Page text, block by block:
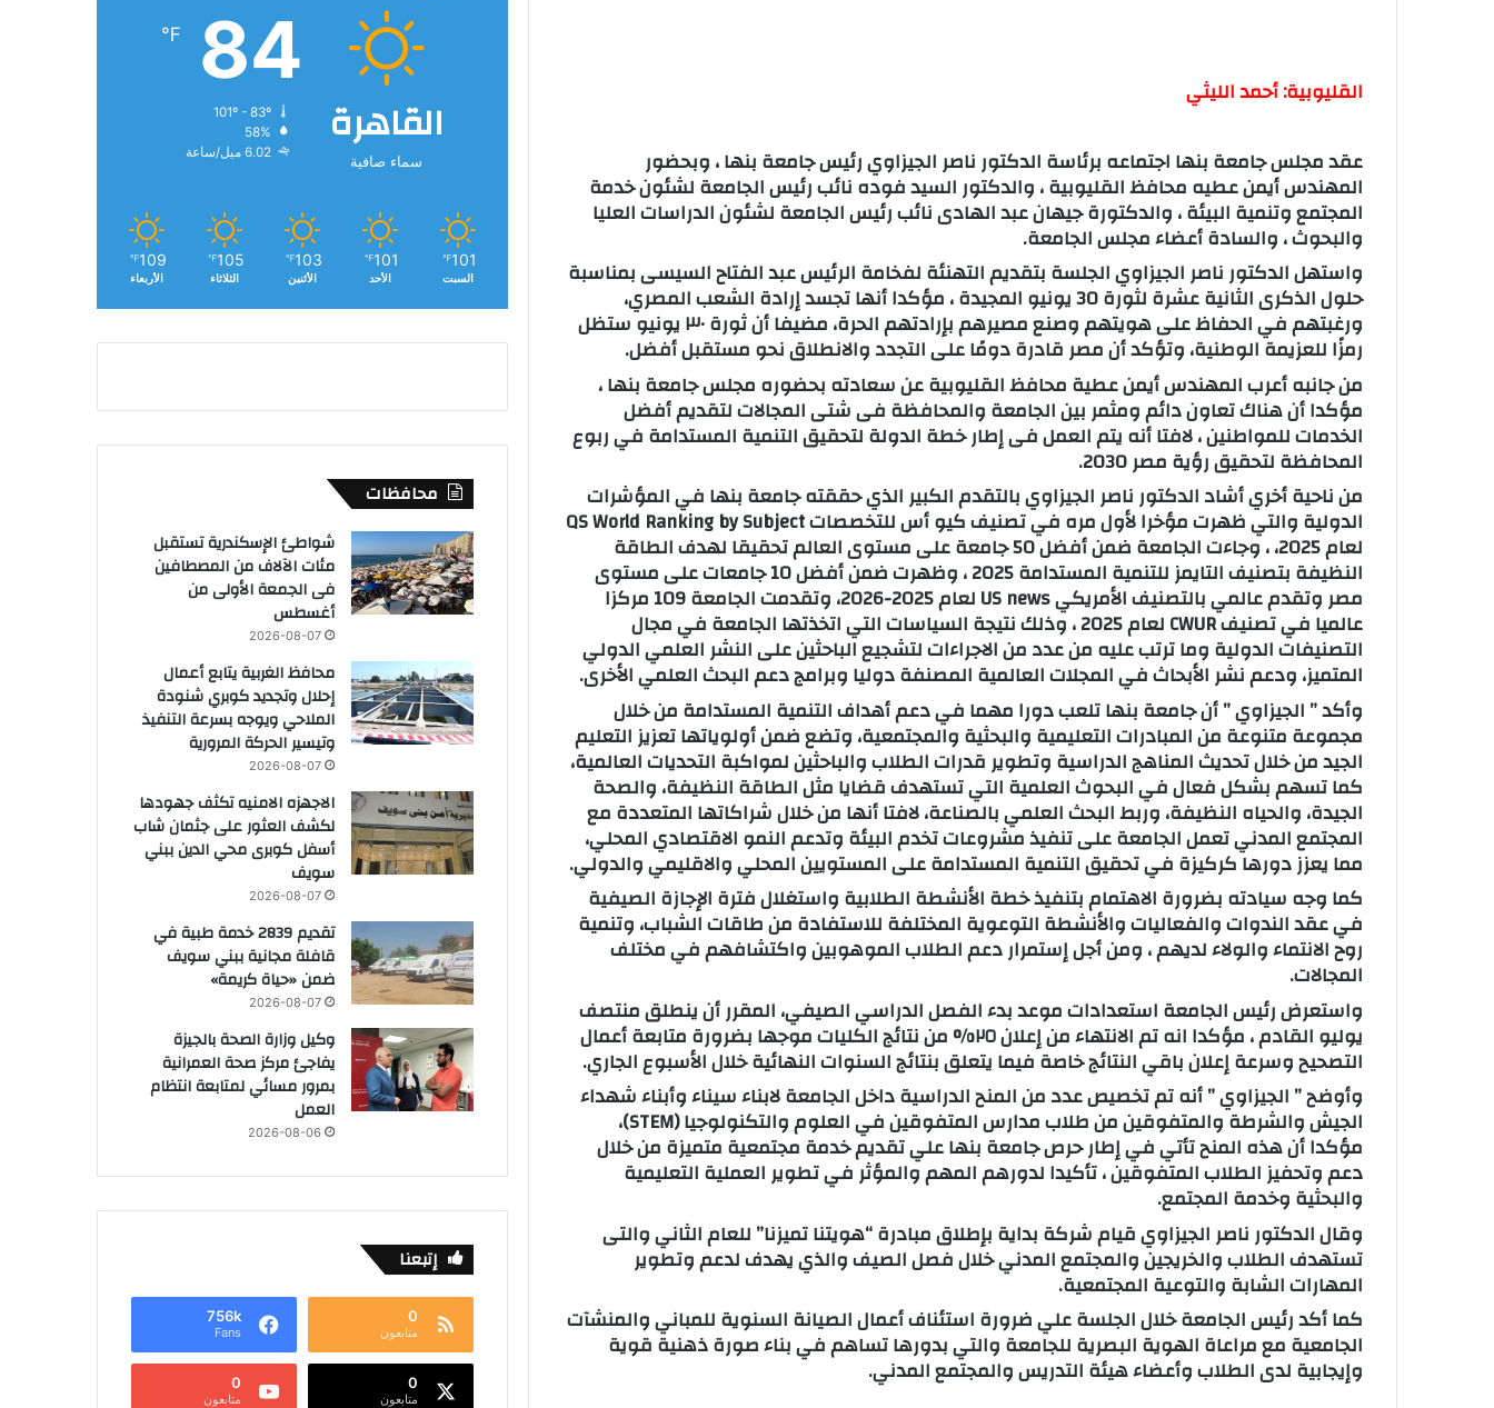
القليوبية: أحمد الليثي
عقد مجلس جامعة بنها اجتماعه برئاسة الدكتور ناصر الجيزاوي رئيس جامعة بنها ، وبحضور
المهندس أيمن عطيه محافظ القليوبية ، والدكتور السيد فوده نائب رئيس الجامعة لشئون خدمة
المجتمع وتنمية البيئة ، والدكتورة جيهان عبد الهادى نائب رئيس الجامعة لشئون الدراسات العليا
والبحوث ، والسادة أعضاء مجلس الجامعة.
واستهل الدكتور ناصر الجيزاوي الجلسة بتقديم التهنئة لفخامة الرئيس عبد الفتاح السيسى بمناسبة
حلول الذكرى الثانية عشرة لثورة 30 يونيو المجيدة ، مؤكدا أنها تجسد إرادة الشعب المصري،
ورغبتهم في الحفاظ على هويتهم وصنع مصيرهم بإرادتهم الحرة، مضيفا أن ثورة ٣٠ يونيو ستظل
رمزًا للعزيمة الوطنية، وتؤكد أن مصر قادرة دومًا على التجدد والانطلاق نحو مستقبل أفضل.
من جانبه أعرب المهندس أيمن عطية محافظ القليوبية عن سعادته بحضوره مجلس جامعة بنها ،
مؤكدا أن هناك تعاون دائم ومثمر بين الجامعة والمحافظة فى شتى المجالات لتقديم أفضل
الخدمات للمواطنين ، لافتا أنه يتم العمل فى إطار خطة الدولة لتحقيق التنمية المستدامة في ربوع
المحافظة لتحقيق رؤية مصر 2030.
من ناحية أخري أشاد الدكتور ناصر الجيزاوي بالتقدم الكبير الذي حققته جامعة بنها في المؤشرات
الدولية والتي ظهرت مؤخرا لأول مره في تصنيف كيو أس للتخصصات QS World Ranking by Subject
لعام 2025، ، وجاءت الجامعة ضمن أفضل 50 جامعة على مستوى العالم تحقيقا لهدف الطاقة
النظيفة بتصنيف التايمز للتنمية المستدامة 2025 ، وظهرت ضمن أفضل 10 جامعات على مستوى
مصر وتقدم عالمي بالتصنيف الأمريكي US news لعام 2025-2026، وتقدمت الجامعة 109 مركزا
عالميا في تصنيف CWUR لعام 2025 ، وذلك نتيجة السياسات التي اتخذتها الجامعة في مجال
التصنيفات الدولية وما ترتب عليه من عدد من الاجراءات لتشجيع الباحثين على النشر العلمي الدولي
المتميز، ودعم نشر الأبحاث في المجلات العالمية المصنفة دوليا وبرامج دعم البحث العلمي الأخرى.
وأكد ” الجيزاوي ” أن جامعة بنها تلعب دورا مهما في دعم أهداف التنمية المستدامة من خلال
مجموعة متنوعة من المبادرات التعليمية والبحثية والمجتمعية، وتضع ضمن أولوياتها تعزيز التعليم
الجيد من خلال تحديث المناهج الدراسية وتطوير قدرات الطلاب والباحثين لمواكبة التحديات العالمية،
كما تسهم بشكل فعال في البحوث العلمية التي تستهدف قضايا مثل الطاقة النظيفة، والصحة
الجيدة، والحياه النظيفة، وربط البحث العلمي بالصناعة، لافتا أنها من خلال شراكاتها المتعددة مع
المجتمع المدني تعمل الجامعة على تنفيذ مشروعات تخدم البيئة وتدعم النمو الاقتصادي المحلي،
مما يعزز دورها كركيزة في تحقيق التنمية المستدامة على المستويين المحلي والاقليمي والدولي.
كما وجه سيادته بضرورة الاهتمام بتنفيذ خطة الأنشطة الطلابية واستغلال فترة الإجازة الصيفية
في عقد الندوات والفعاليات والأنشطة التوعوية المختلفة للاستفادة من طاقات الشباب، وتنمية
روح الانتماء والولاء لديهم ، ومن أجل إستمرار دعم الطلاب الموهوبين واكتشافهم في مختلف
المجالات.
واستعرض رئيس الجامعة استعدادات موعد بدء الفصل الدراسي الصيفي، المقرر أن ينطلق منتصف
يوليو القادم ، مؤكدا انه تم الانتهاء من إعلان ٢٥% من نتائج الكليات موجها بضرورة متابعة أعمال
التصحيح وسرعة إعلان باقي النتائج خاصة فيما يتعلق بنتائج السنوات النهائية خلال الأسبوع الجاري.
وأوضح ” الجيزاوي ” أنه تم تخصيص عدد من المنح الدراسية داخل الجامعة لابناء سيناء وأبناء شهداء
الجيش والشرطة والمتفوقين من طلاب مدارس المتفوقين في العلوم والتكنولوجيا (STEM)،
مؤكدا أن هذه المنح تأتي في إطار حرص جامعة بنها علي تقديم خدمة مجتمعية متميزة من خلال
دعم وتحفيز الطلاب المتفوقين ، تأكيدا لدورهم المهم والمؤثر في تطوير العملية التعليمية
والبحثية وخدمة المجتمع.
وقال الدكتور ناصر الجيزاوي قيام شركة بداية بإطلاق مبادرة “هويتنا تميزنا” للعام الثاني والتى
تستهدف الطلاب والخريجين والمجتمع المدني خلال فصل الصيف والذي يهدف لدعم وتطوير
المهارات الشابة والتوعية المجتمعية.
كما أكد رئيس الجامعة خلال الجلسة علي ضرورة استئناف أعمال الصيانة السنوية للمباني والمنشآت
الجامعية مع مراعاة الهوية البصرية للجامعة والتي بدورها تساهم في بناء صورة ذهنية قوية
وإيجابية لدى الطلاب وأعضاء هيئة التدريس والمجتمع المدني.
القاهرة
سماء صافية
84
℉
58%
6.02 ميل/ساعة
101
℉
السبت
101
℉
الأحد
103
℉
الأثنين
105
℉
الثلاثاء
109
℉
الأربعاء
محافظات
شواطئ الإسكندرية تستقبل
مئات الآلاف من المصطافين
فى الجمعة الأولى من
أغسطس
2026-08-07
محافظ الغربية يتابع أعمال
إحلال وتجديد كوبري شنودة
الملاحي ويوجه بسرعة التنفيذ
وتيسير الحركة المرورية
2026-08-07
الاجهزه الامنيه تكثف جهودها
لكشف العثور على جثمان شاب
أسفل كوبرى محي الدين ببني
سويف
2026-08-07
تقديم 2839 خدمة طبية في
قافلة مجانية ببني سويف
ضمن «حياة كريمة»
2026-08-07
وكيل وزارة الصحة بالجيزة
يفاجئ مركز صحة العمرانية
بمرور مسائي لمتابعة انتظام
العمل
2026-08-06
إتبعنا
0
متابعون
756k
Fans
0
متابعون
0
متابعون